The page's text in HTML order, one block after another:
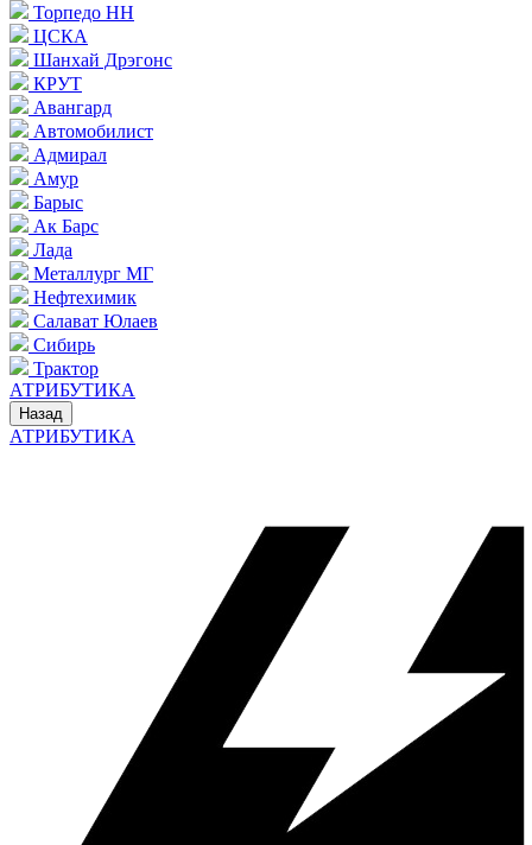
Торпедо НН
ЦСКА
Шанхай Дрэгонс
КРУТ
Авангард
Автомобилист
Адмирал
Амур
Барыс
Ак Барс
Лада
Металлург МГ
Нефтехимик
Салават Юлаев
Сибирь
Трактор
АТРИБУТИКА
Назад
АТРИБУТИКА